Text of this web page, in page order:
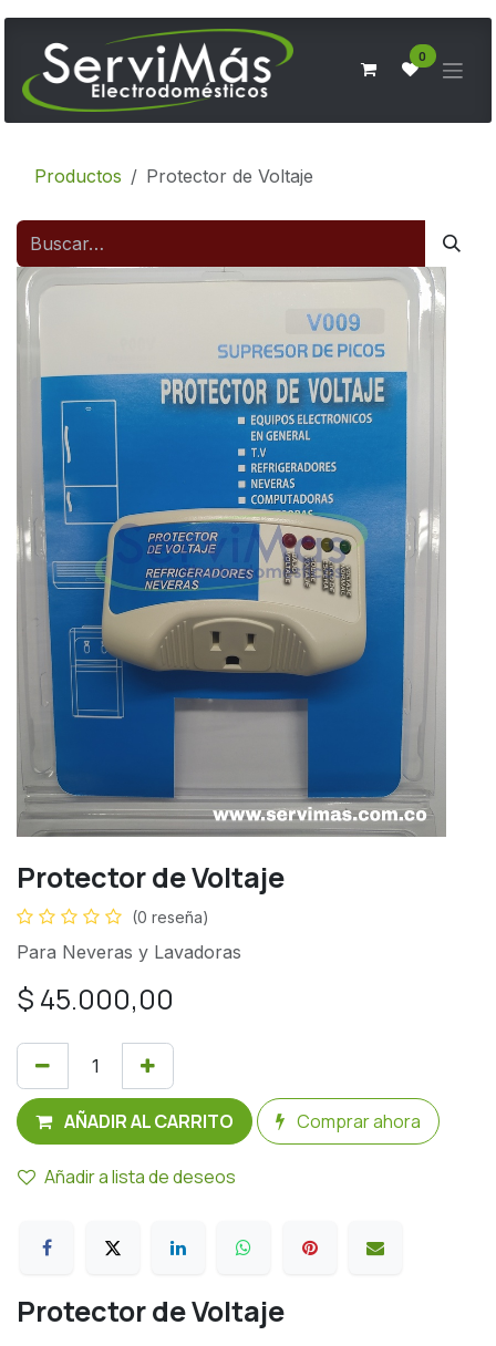
Ir al contenido
0
Productos Protector de Voltaje
Protector de Voltaje
(0 reseña)
Para Neveras y Lavadoras
$ 45.000,00
AÑADIR AL CARRITO Comprar ahora
Añadir a lista de deseos
Protector de Voltaje